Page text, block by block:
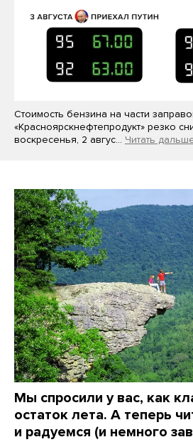
Стоимость бензина на части
«Красноярскнефтепродукт» резко
воскресенья, 2 авгус… Читать
Мы спросили у вас, как
остаток лета. А теперь
и радуемся (и немного